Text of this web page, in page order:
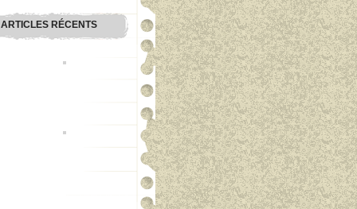
ARTICLES RÉCENTS